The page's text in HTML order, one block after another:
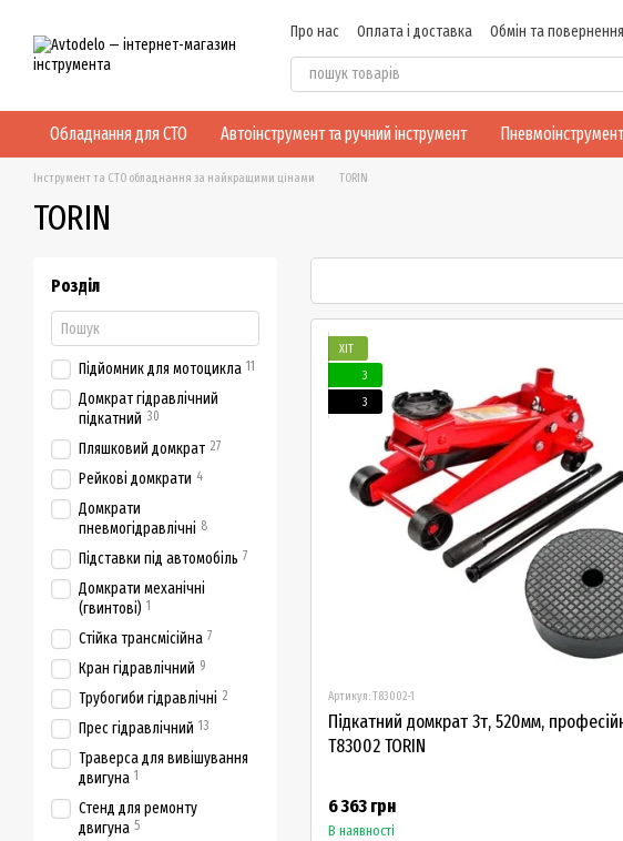
Про нас Оплата і доставка Обмін та повернення
Відгуки про магазин
Обладнання для СТО Автоінструмент та ручний інструмент Пневмоінструмент
Інструмент та СТО обладнання за найкращими цінами TORIN
TORIN
ХІТ
3
3
Артикул: T83002-1
Підкатний домкрат 3т, 520мм,
T83002 TORIN
6 363 грн
В наявності
Розділ
Підйомник для мотоцикла 11
Домкрат гідравлічний
підкатний 30
Пляшковий домкрат 27
Рейкові домкрати 4
Домкрати
пневмогідравлічні 8
Підставки під автомобіль 7
Домкрати механічні
(гвинтові) 1
Стійка трансмісійна 7
Кран гідравлічний 9
Трубогиби гідравлічні 2
Прес гідравлічний 13
Траверса для вивішування
двигуна 1
Стенд для ремонту
двигуна 5